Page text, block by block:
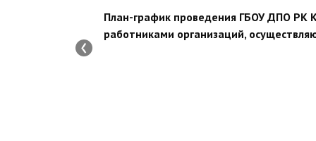
организации предоставления
руководящих и педагогических
категорий слушателей» обучение будет
‹